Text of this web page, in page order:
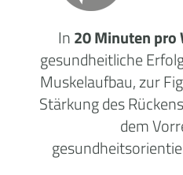
In20 Minuten pro
gesundheitliche
Muskelaufbau, zur
Stärkung des
dem